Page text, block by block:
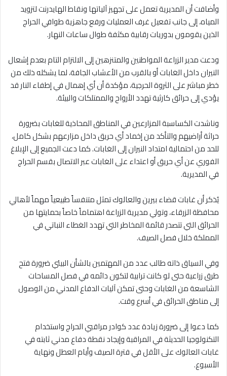
وأضافت أن المديرية تعمل على تجهيز آلياتها ونقاط الهايدرنت لتزويد
المياه، إلى جانب تفعيل غرف العمليات ورفع جاهزية طوافي الحراج
الذين يقومون بدوريات رقابية مكثفة طوال ساعات النهار.
ودعت مدير الزراعة المواطنين والمتنزهين إلى الالتزام التام بعدم إشعال
النيران داخل الغابات أو بالقرب من الأعشاب الجافة، لما يشكله ذلك من
خطر مباشر على الثروة الحرجية، مؤكدة أن أي إهمال في إطفاء النار قد
يؤدي إلى حرائق كارثية تهدد الأرواح والممتلكات والبيئة.
وناشدت الكساسبة المزارعين في المناطق المحاذية للغابات بضرورة
حراثة أراضيهم والتأكد من إخماد أي حريق داخل مزارعهم بشكل كامل،
للحد من احتمالية امتداد النيران إلى الغابات. كما دعت الجميع إلى الإبلاغ
الفوري عن أي حريق أو اعتداء على الغابات عبر الاتصال بقسم الحراج
في المديرية.
يُذكر أن غابات قضاء بيرين والعالوك تمثل متنفساً طبيعياً مهماً لأهالي
محافظة الزرقاء، وتولي مديرية الزراعة اهتماماً خاصاً بحمايتها من
الحرائق التي تتصدر قائمة المخاطر التي تهدد الغطاء النباتي في
المملكة خلال فصل الصيف.
وفي السياق ذاته طالب عدد من المهتمين بالشأن البيئي ضرورة فتح
طرق زراعية حتى لو كانت ترابية لتكون دائمه في فصل المساحات
الشاسعة من الغابات وحتى تمكن آليات الدفاع المدني من الوصول
إلى مناطق الحرائق في أسرع وقت.
كما دعوا إلى ضرورة زيادة عدد كوادر مراقبي الحراج واستخدام
التكنولوجيا الحديثة في المراقبة وإيجاد نقطة دفاع مدني ثابته في
غابات العالوك على الأقل في فترة الصيف وأيام العطل ونهاية
الأسبوع.